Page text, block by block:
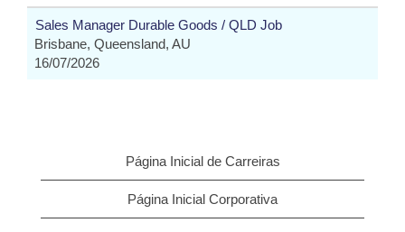
Sales Manager Durable Goods / QLD Job
Brisbane, Queensland, AU
16/07/2026
Página Inicial de Carreiras
Página Inicial Corporativa